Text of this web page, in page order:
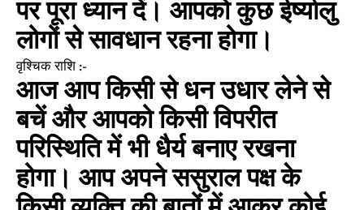
पर पूरा ध्यान दें। आपको कुछ ईर्ष्यालु
लोगों से सावधान रहना होगा।
वृश्चिक राशि :-
आज आप किसी से धन उधार लेने से
बचें और आपको किसी विपरीत
परिस्थिति में भी धैर्य बनाए रखना
होगा। आप अपने ससुराल पक्ष के